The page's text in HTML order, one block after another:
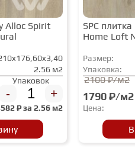
Alloc Spirit
2.56 м2
Упаковок
- +
₽ за 2.56 м2
SPC
Home Loft
Размер:
Упаковка:
2100 ₽/м2
1790 ₽/м2
Цена: